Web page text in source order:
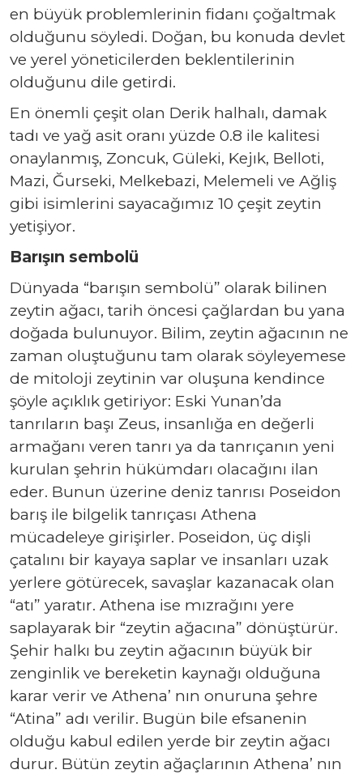
en büyük problemlerinin fidanı çoğaltmak
olduğunu söyledi. Doğan, bu konuda devlet
ve yerel yöneticilerden beklentilerinin
olduğunu dile getirdi.
En önemli çeşit olan Derik halhalı, damak
tadı ve yağ asit oranı yüzde 0.8 ile kalitesi
onaylanmış, Zoncuk, Güleki, Kejık, Belloti,
Mazi, Ğurseki, Melkebazi, Melemeli ve Ağliş
gibi isimlerini sayacağımız 10 çeşit zeytin
yetişiyor.
Barışın sembolü
Dünyada “barışın sembolü” olarak bilinen
zeytin ağacı, tarih öncesi çağlardan bu yana
doğada bulunuyor. Bilim, zeytin ağacının ne
zaman oluştuğunu tam olarak söyleyemese
de mitoloji zeytinin var oluşuna kendince
şöyle açıklık getiriyor: Eski Yunan’da
tanrıların başı Zeus, insanlığa en değerli
armağanı veren tanrı ya da tanrıçanın yeni
kurulan şehrin hükümdarı olacağını ilan
eder. Bunun üzerine deniz tanrısı Poseidon
barış ile bilgelik tanrıçası Athena
mücadeleye girişirler. Poseidon, üç dişli
çatalını bir kayaya saplar ve insanları uzak
yerlere götürecek, savaşlar kazanacak olan
“atı” yaratır. Athena ise mızrağını yere
saplayarak bir “zeytin ağacına” dönüştürür.
Şehir halkı bu zeytin ağacının büyük bir
zenginlik ve bereketin kaynağı olduğuna
karar verir ve Athena’ nın onuruna şehre
“Atina” adı verilir. Bugün bile efsanenin
olduğu kabul edilen yerde bir zeytin ağacı
durur. Bütün zeytin ağaçlarının Athena’ nın